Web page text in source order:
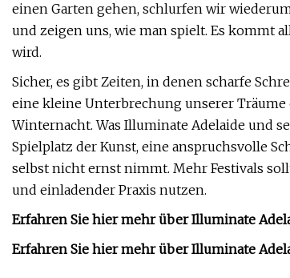
einen Garten gehen, schlurfen wir
und zeigen uns, wie man spielt. Es kommt
wird.
Sicher, es gibt Zeiten, in denen scharfe
eine kleine Unterbrechung unserer
Winternacht. Was Illuminate Adelaide und
Spielplatz der Kunst, eine anspruchsvolle
selbst nicht ernst nimmt. Mehr Festivals
und einladender Praxis nutzen.
Erfahren Sie hier mehr über Illuminate
Erfahren Sie hier mehr über Illuminate